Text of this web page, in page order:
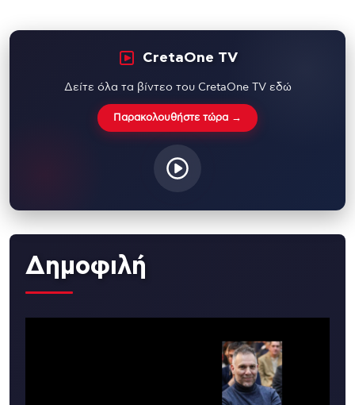
CretaOne TV
Δείτε όλα τα βίντεο του CretaOne TV εδώ
Παρακολουθήστε τώρα →
Δημοφιλή